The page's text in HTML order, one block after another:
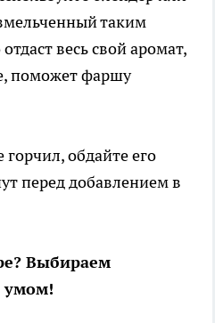
таким
весь свой аромат,
поможет фаршу
обдайте его
перед добавлением в
Выбираем
умом!